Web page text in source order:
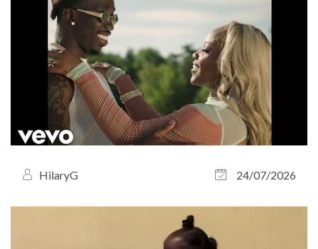
HilaryG 24/07/2026